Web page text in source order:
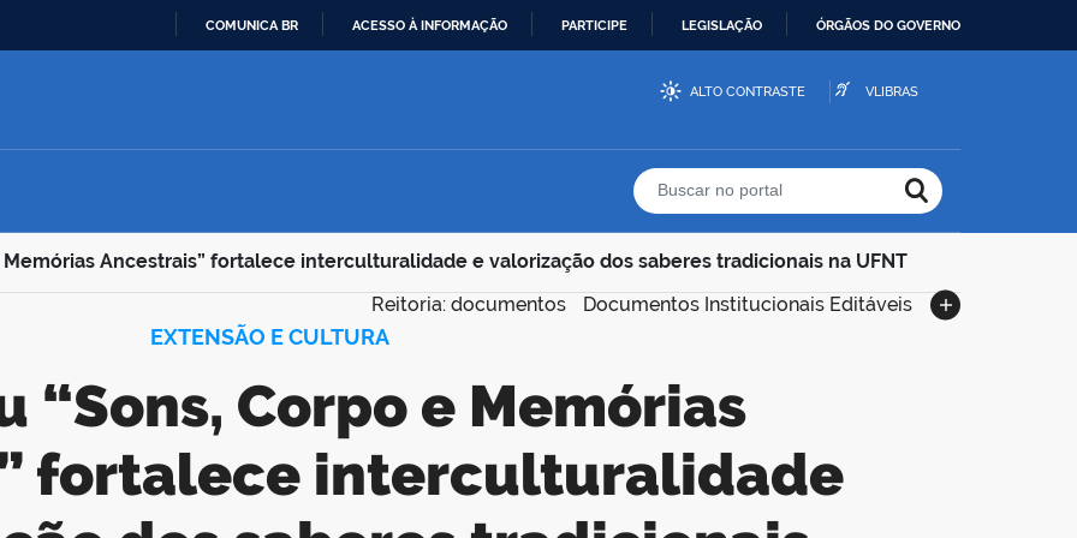
CONTEÚDO
COMUNICA BR ACESSO À INFORMAÇÃO PARTICIPE LEGISLAÇÃO ÓRGÃOS DO GOVERNO
ALTO CONTRASTE VLIBRAS
Buscar no portal
Memórias Ancestrais” fortalece interculturalidade e valorização dos saberes tradicionais na UFNT
Reitoria: documentos
Documentos Institucionais Editáveis
EXTENSÃO E CULTURA
fortalece interculturalidade